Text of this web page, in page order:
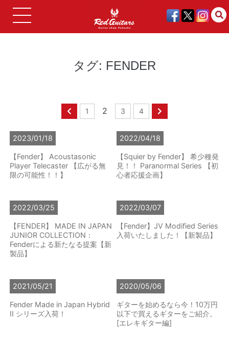
タグ: FENDER
1 2 3 4
2023/01/18
【Fender】 Acoustasonic
Player Telecaster 【広がる無
限の可能性！！】
2022/04/18
【Squier by Fender】 希少種発
見！！ Paranormal Series 【初
心者応援企画】
2022/03/25
【FENDER】 MADE IN JAPAN
JUNIOR COLLECTION：
Fenderによる新たなる提案【新
製品】
2022/03/07
【Fender】JV Modified Series
入荷いたしました！【新製品】
2021/05/21
Fender Made in Japan Hybrid
II シリーズ入荷！
2020/05/06
ギターを始めるなら今！10万円
以下で買えるギターをご紹介。
[エレキギター編]